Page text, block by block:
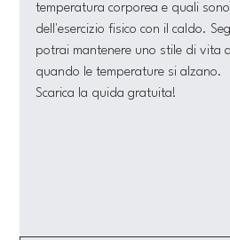
temperatura corporea e quali
dell'esercizio fisico con il caldo.
potrai mantenere uno stile di vita
quando le temperature si alzano.
Scarica la quida gratuita!